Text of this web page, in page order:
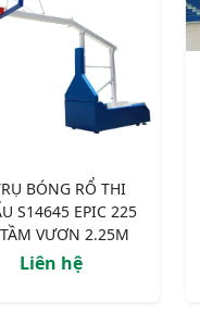
BÓNG RỔ THI
S14645 EPIC 225
VƯƠN 2.25M
Liên hệ